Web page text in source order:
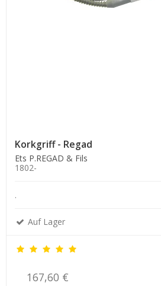
Korkgriff - Regad
Ets P.REGAD & Fils
1802-
.
Auf Lager
167,60 €